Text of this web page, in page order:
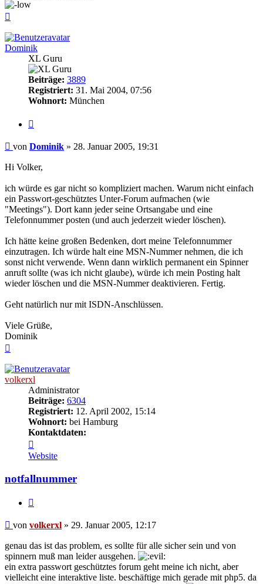
Dominik
XL Guru
Beiträge: 3889
Registriert: 31. Mai 2004, 07:56
Wohnort: München
Beitrag
von Dominik » 28. Januar 2005, 19:31
Hi Volker,
ich würde es gar nicht so kompliziert machen. Warum nicht einfach
ein Passwort-geschütztes Unter-Forum aufmachen (wie
"Meetings"). Dort kann jeder seine Ortsangabe und eine
Telefonnummer posten (und auch jederzeit wieder löschen).
Ich hätte keine großen Bedenken, dort meine Telefonnummer
einzutragen. Ich würde halt eine MSN-Nummer nehmen, die ich
sonst nicht verwende. Wenn dann wirklich permanent ein Spinner
anruft sollte (was ich nicht glaube), würde ich mein Posting halt
wieder löschen und die MSN-Nummer deaktivieren. Fertig.
Geht natürlich nur mit ISDN-Anschlüssen.
Viele Grüße,
Dominik
volkerxl
Administrator
Beiträge: 6304
Registriert: 12. April 2002, 15:14
Wohnort: bei Hamburg
Kontaktdaten:
von
volkerxl
Website
notfallnummer
Beitrag
von volkerxl » 29. Januar 2005, 12:17
genau das ist das problem, es sollte für alle sicher sein und von
spinnern muß man leider ausgehen.
ein extra passwort geschütztes forum geht meine ich nicht, aber
vielleicht eine interaktive liste. beschäftige mich gerade mit php5. da